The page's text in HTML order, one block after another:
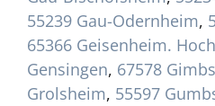
55239 Gau-Odernheim,
65366 Geisenheim.
Gensingen, 67578
Grolsheim, 55597